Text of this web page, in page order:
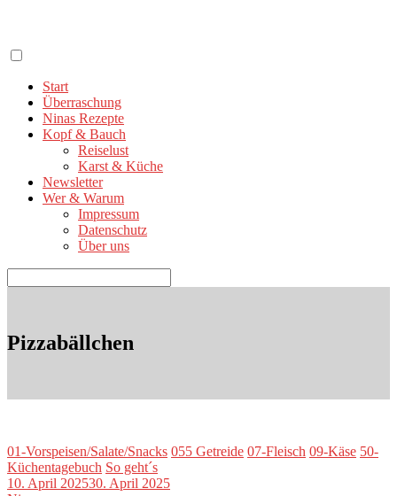
springen
Start
Überraschung
Ninas Rezepte
Kopf & Bauch
Reiselust
Karst & Küche
Newsletter
Wer & Warum
Impressum
Datenschutz
Über uns
nach:
Pizzabällchen
01-Vorspeisen/Salate/Snacks 055 Getreide 07-Fleisch 09-Käse 50-
Küchentagebuch So geht´s
10. April 202530. April 2025